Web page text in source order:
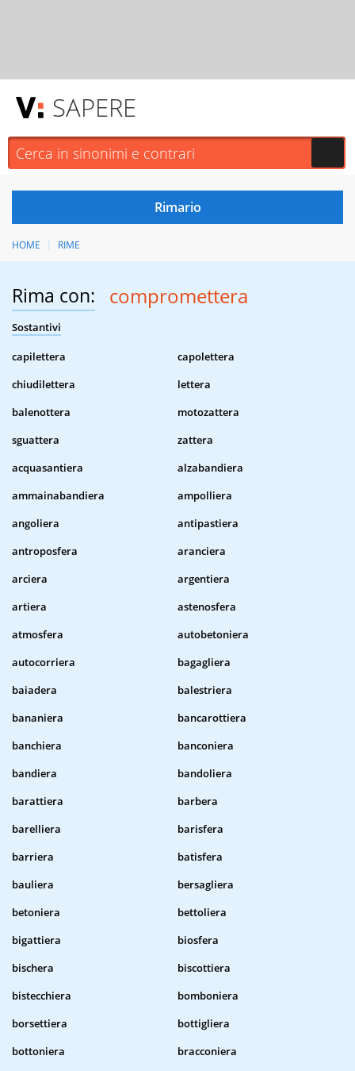
SAPERE
HOME RIME
Rima con: compromettera
Sostantivi
capilettera
capolettera
chiudilettera
lettera
balenottera
motozattera
sguattera
zattera
acquasantiera
alzabandiera
ammainabandiera
ampolliera
angoliera
antipastiera
antroposfera
aranciera
arciera
argentiera
artiera
astenosfera
atmosfera
autobetoniera
autocorriera
bagagliera
baiadera
balestriera
bananiera
bancarottiera
banchiera
banconiera
bandiera
bandoliera
barattiera
barbera
barelliera
barisfera
barriera
batisfera
bauliera
bersagliera
betoniera
bettoliera
bigattiera
biosfera
bischera
biscottiera
bistecchiera
bomboniera
borsettiera
bottigliera
bottoniera
bracconiera